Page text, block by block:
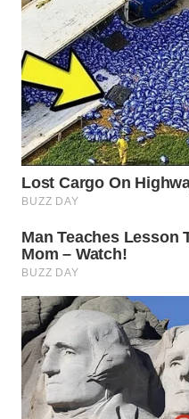
WN
CIREBON
WN
INDRAMAYU
WN
KUNINGAN
WN
MAJALENGKA
WN
SUBANG
WN
SUKABUMI